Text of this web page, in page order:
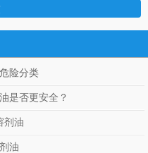
险分类
是否更安全？
剂油
油